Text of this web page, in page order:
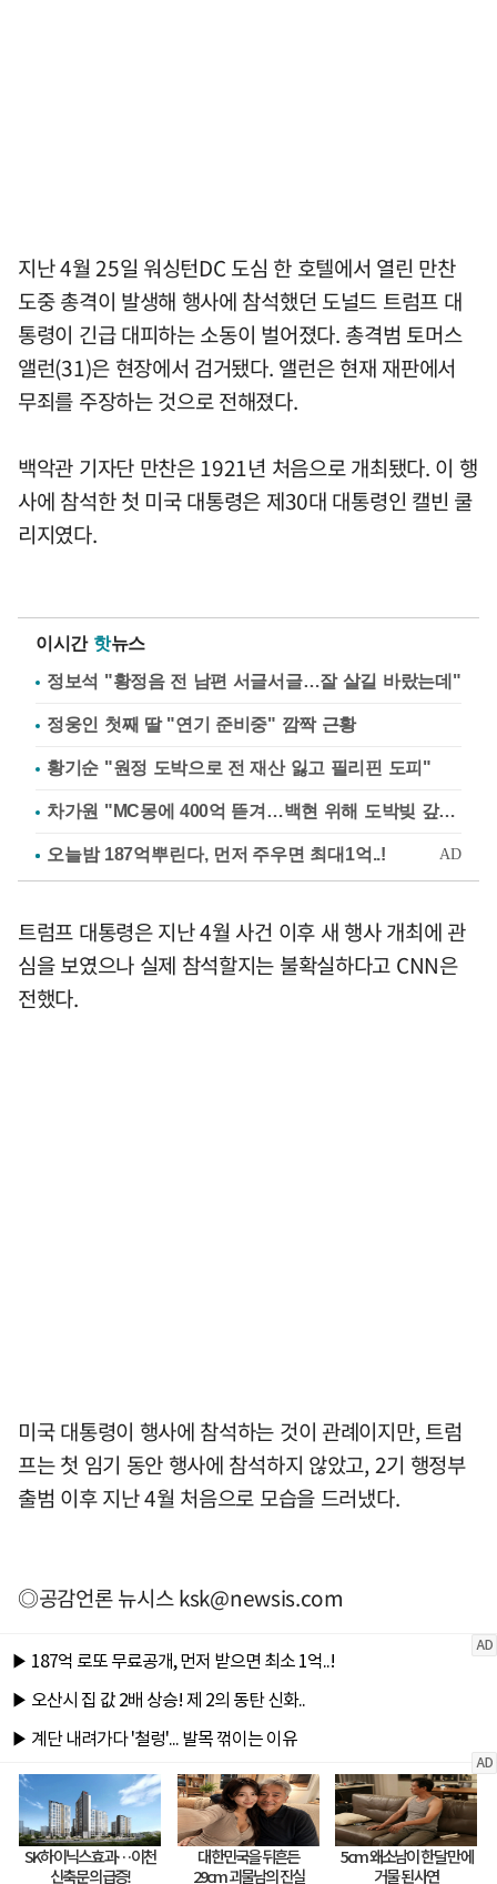
지난 4월 25일 워싱턴DC 도심 한 호텔에서 열린 만찬
도중 총격이 발생해 행사에 참석했던 도널드 트럼프 대
통령이 긴급 대피하는 소동이 벌어졌다. 총격범 토머스
앨런(31)은 현장에서 검거됐다. 앨런은 현재 재판에서
무죄를 주장하는 것으로 전해졌다.
백악관 기자단 만찬은 1921년 처음으로 개최됐다. 이 행
사에 참석한 첫 미국 대통령은 제30대 대통령인 캘빈 쿨
리지였다.
이시간 핫뉴스
정보석 "황정음 전 남편 서글서글…잘 살길 바랐는데"
정웅인 첫째 딸 "연기 준비중" 깜짝 근황
황기순 "원정 도박으로 전 재산 잃고 필리핀 도피"
차가원 "MC몽에 400억 뜯겨…백현 위해 도박빚 갚아줘"
트럼프 대통령은 지난 4월 사건 이후 새 행사 개최에 관
심을 보였으나 실제 참석할지는 불확실하다고 CNN은
전했다.
미국 대통령이 행사에 참석하는 것이 관례이지만, 트럼
프는 첫 임기 동안 행사에 참석하지 않았고, 2기 행정부
출범 이후 지난 4월 처음으로 모습을 드러냈다.
◎공감언론 뉴시스ksk@newsis.com